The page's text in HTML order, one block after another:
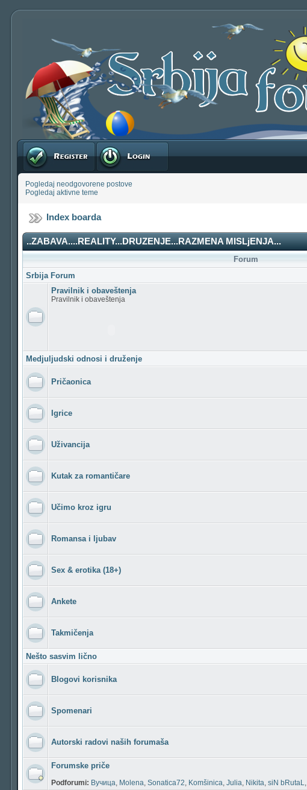
Registruj se Prijavite se
Pogledaj neodgovorene postove
Pogledaj aktivne teme
Index boarda
..ZABAVA....REALITY...DRUZENJE...RAZMENA MISLjENJA...
Forum
Srbija Forum
Pravilnik i obaveštenja
Pravilnik i obaveštenja
Medjuljudski odnosi i druženje
Pričaonica
Igrice
Uživancija
Kutak za romantičare
Učimo kroz igru
Romansa i ljubav
Sex & erotika (18+)
Ankete
Takmičenja
Nešto sasvim lično
Blogovi korisnika
Spomenari
Autorski radovi naših forumaša
Forumske priče
Podforumi: Вучица, Molena, Sonatica72, Komšinica, Julia, Nikita, siN bRutaL,